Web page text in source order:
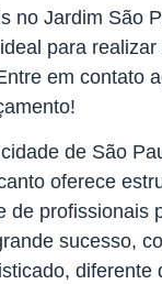
no Jardim São
para
em contato
de São
oferece
de profissionais
sucesso,
diferente